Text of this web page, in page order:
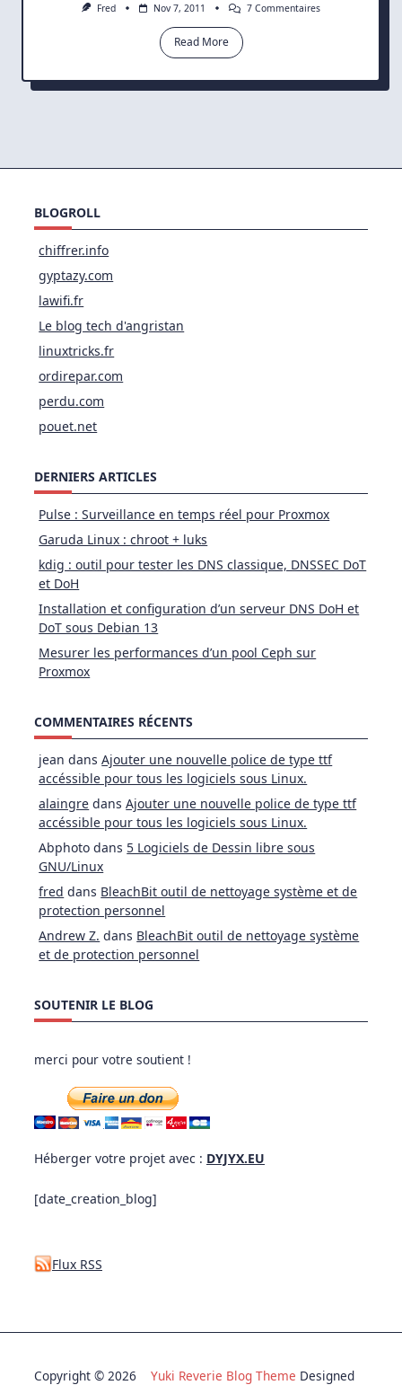
Fred Nov 7, 2011 7 CommentairesSur
Chargement
Read More
BLOGROLL
chiffrer.info
gyptazy.com
lawifi.fr
Le blog tech d'angristan
linuxtricks.fr
ordirepar.com
perdu.com
pouet.net
DERNIERS ARTICLES
Pulse : Surveillance en temps réel pour Proxmox
Garuda Linux : chroot + luks
kdig : outil pour tester les DNS classique, DNSSEC DoT
et DoH
Installation et configuration d’un serveur DNS DoH et
DoT sous Debian 13
Mesurer les performances d’un pool Ceph sur
Proxmox
COMMENTAIRES RÉCENTS
jean dansAjouter une nouvelle police de type ttf
accéssible pour tous les logiciels sous Linux.
alaingre dansAjouter une nouvelle police de type ttf
accéssible pour tous les logiciels sous Linux.
Abphoto dans 5 Logiciels de Dessin libre sous
GNU/Linux
fred dans BleachBit outil de nettoyage système et de
protection personnel
Andrew Z. dans BleachBit outil de nettoyage système
et de protection personnel
SOUTENIR LE BLOG
merci pour votre soutient !
Héberger votre projet avec : DYJYX.EU
[date_creation_blog]
Flux RSS
Copyright © 2026 Yuki Reverie Blog Theme Designed